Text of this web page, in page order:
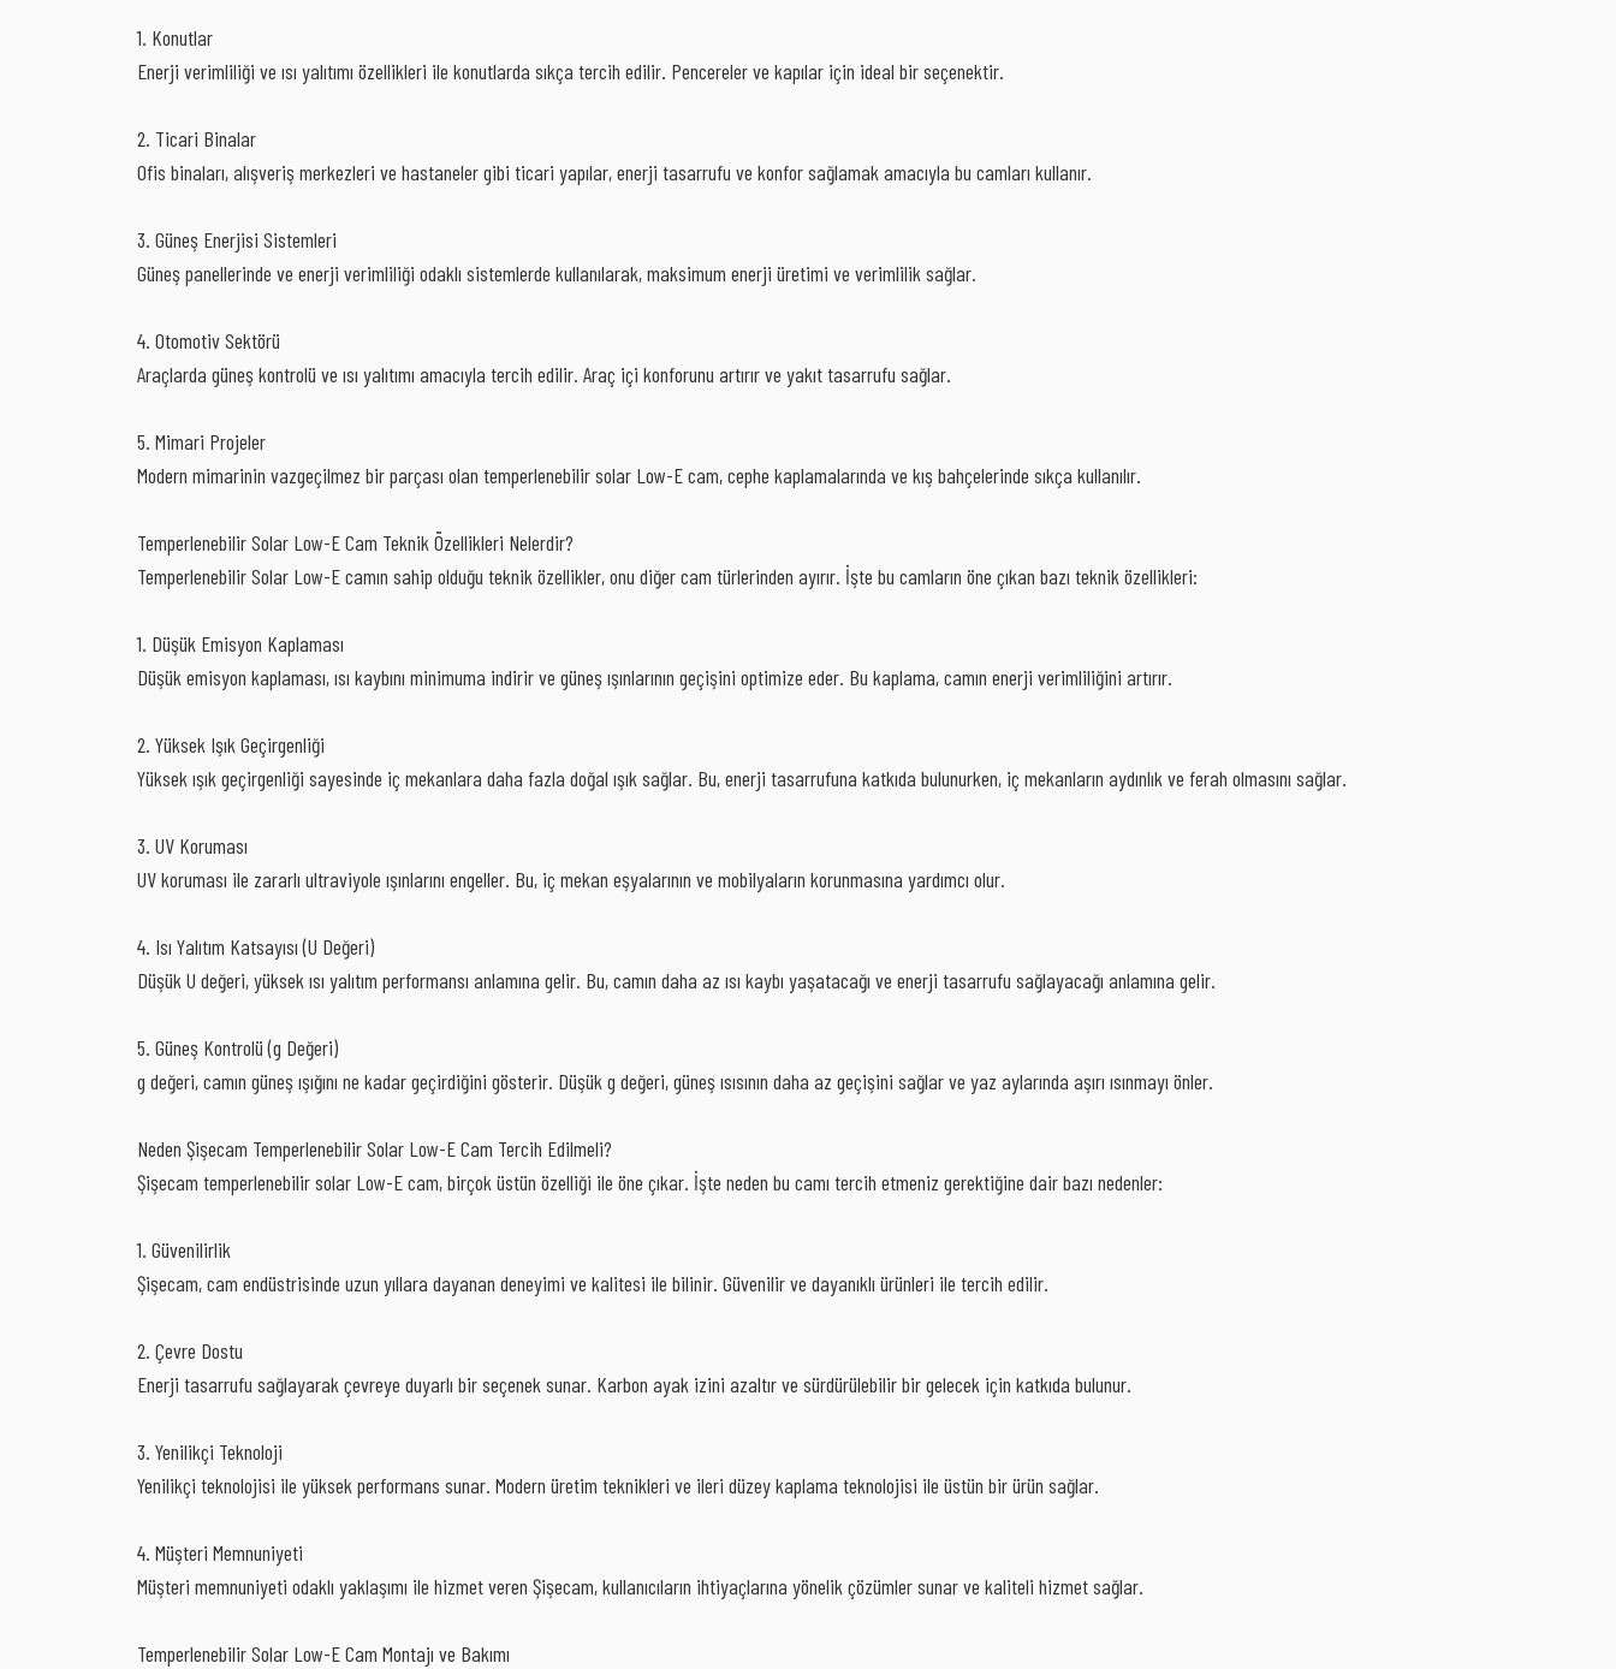
1. Konutlar
Enerji verimliliği ve ısı yalıtımı özellikleri ile konutlarda sıkça tercih edilir. Pencereler ve kapılar için ideal bir seçenektir.
2. Ticari Binalar
Ofis binaları, alışveriş merkezleri ve hastaneler gibi ticari yapılar, enerji tasarrufu ve konfor sağlamak amacıyla bu camları kullanır.
3. Güneş Enerjisi Sistemleri
Güneş panellerinde ve enerji verimliliği odaklı sistemlerde kullanılarak, maksimum enerji üretimi ve verimlilik sağlar.
4. Otomotiv Sektörü
Araçlarda güneş kontrolü ve ısı yalıtımı amacıyla tercih edilir. Araç içi konforunu artırır ve yakıt tasarrufu sağlar.
5. Mimari Projeler
Modern mimarinin vazgeçilmez bir parçası olan temperlenebilir solar Low-E cam, cephe kaplamalarında ve kış bahçelerinde sıkça kullanılır.
Temperlenebilir Solar Low-E Cam Teknik Özellikleri Nelerdir?
Temperlenebilir Solar Low-E camın sahip olduğu teknik özellikler, onu diğer cam türlerinden ayırır. İşte bu camların öne çıkan bazı teknik özellikleri:
1. Düşük Emisyon Kaplaması
Düşük emisyon kaplaması, ısı kaybını minimuma indirir ve güneş ışınlarının geçişini optimize eder. Bu kaplama, camın enerji verimliliğini artırır.
2. Yüksek Işık Geçirgenliği
Yüksek ışık geçirgenliği sayesinde iç mekanlara daha fazla doğal ışık sağlar. Bu, enerji tasarrufuna katkıda bulunurken, iç mekanların aydınlık ve ferah olmasını sağlar.
3. UV Koruması
UV koruması ile zararlı ultraviyole ışınlarını engeller. Bu, iç mekan eşyalarının ve mobilyaların korunmasına yardımcı olur.
4. Isı Yalıtım Katsayısı (U Değeri)
Düşük U değeri, yüksek ısı yalıtım performansı anlamına gelir. Bu, camın daha az ısı kaybı yaşatacağı ve enerji tasarrufu sağlayacağı anlamına gelir.
5. Güneş Kontrolü (g Değeri)
g değeri, camın güneş ışığını ne kadar geçirdiğini gösterir. Düşük g değeri, güneş ısısının daha az geçişini sağlar ve yaz aylarında aşırı ısınmayı önler.
Neden Şişecam Temperlenebilir Solar Low-E Cam Tercih Edilmeli?
Şişecam temperlenebilir solar Low-E cam, birçok üstün özelliği ile öne çıkar. İşte neden bu camı tercih etmeniz gerektiğine dair bazı nedenler:
1. Güvenilirlik
Şişecam, cam endüstrisinde uzun yıllara dayanan deneyimi ve kalitesi ile bilinir. Güvenilir ve dayanıklı ürünleri ile tercih edilir.
2. Çevre Dostu
Enerji tasarrufu sağlayarak çevreye duyarlı bir seçenek sunar. Karbon ayak izini azaltır ve sürdürülebilir bir gelecek için katkıda bulunur.
3. Yenilikçi Teknoloji
Yenilikçi teknolojisi ile yüksek performans sunar. Modern üretim teknikleri ve ileri düzey kaplama teknolojisi ile üstün bir ürün sağlar.
4. Müşteri Memnuniyeti
Müşteri memnuniyeti odaklı yaklaşımı ile hizmet veren Şişecam, kullanıcıların ihtiyaçlarına yönelik çözümler sunar ve kaliteli hizmet sağlar.
Temperlenebilir Solar Low-E Cam Montajı ve Bakımı